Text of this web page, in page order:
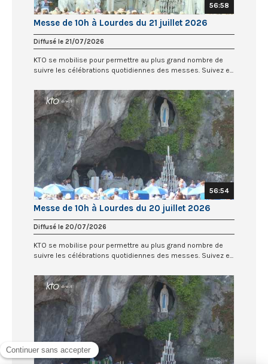
56:58
Messe de 10h à Lourdes du 21 juillet 2026
Diffusé le 21/07/2026
KTO se mobilise pour permettre au plus grand nombre de
suivre les célébrations quotidiennes des messes. Suivez e...
56:54
Messe de 10h à Lourdes du 20 juillet 2026
Diffusé le 20/07/2026
KTO se mobilise pour permettre au plus grand nombre de
suivre les célébrations quotidiennes des messes. Suivez e...